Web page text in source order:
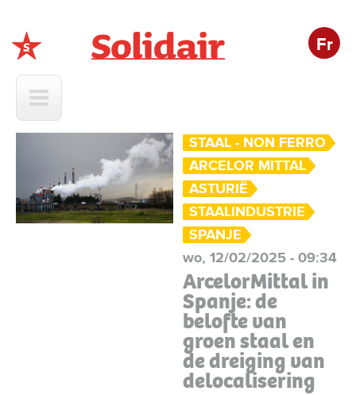
Fr
STAAL - NON FERRO
ARCELOR MITTAL
ASTURIË
STAALINDUSTRIE
SPANJE
wo, 12/02/2025 - 09:34
ArcelorMittal in
Spanje: de
belofte van
groen staal en
de dreiging van
delocalisering